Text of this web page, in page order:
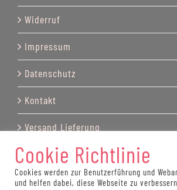
Widerruf
Impressum
Datenschutz
Kontakt
Versand Lieferung
© Copyright by Katrin
Cookie Richtlinie
Cookies werden zur Benutzerführung und
und helfen dabei, diese Webseite zu